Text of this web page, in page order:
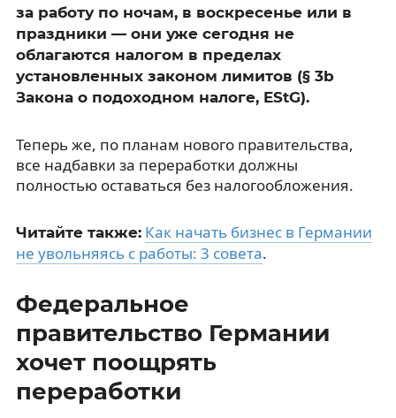
за работу по ночам, в воскресенье или в
праздники — они уже сегодня не
облагаются налогом в пределах
установленных законом лимитов (§ 3b
Закона о подоходном налоге, EStG).
Теперь же, по планам нового правительства,
все надбавки за переработки должны
полностью оставаться без налогообложения.
Читайте также: Как начать бизнес в Германии
не увольняясь с работы: 3 совета.
Федеральное
правительство Германии
хочет поощрять
переработки